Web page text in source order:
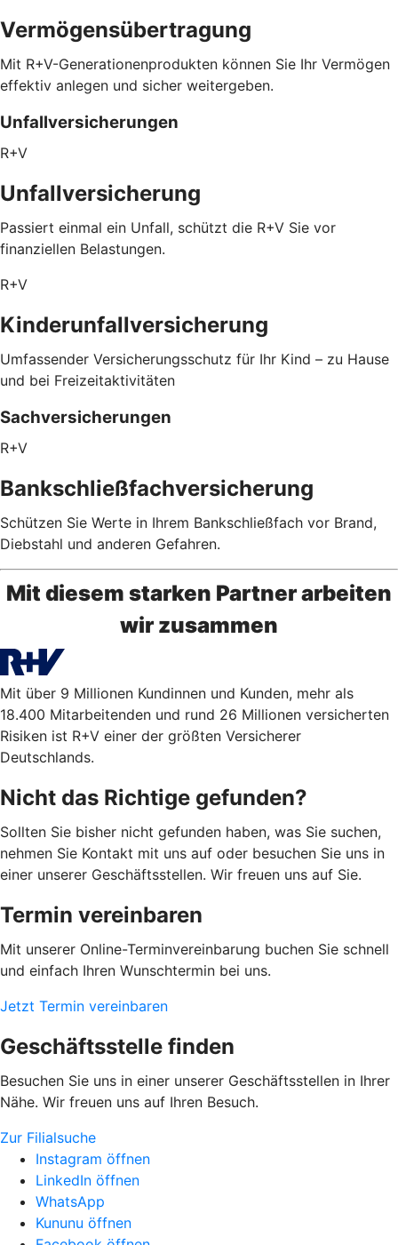
Vermögensübertragung
Mit R+V-Generationenprodukten können Sie Ihr Vermögen
effektiv anlegen und sicher weitergeben.
Unfallversicherungen
R+V
Unfallversicherung
Passiert einmal ein Unfall, schützt die R+V Sie vor
finanziellen Belastungen.
R+V
Kinderunfallversicherung
Umfassender Versicherungsschutz für Ihr Kind – zu Hause
und bei Freizeitaktivitäten
Sachversicherungen
R+V
Bankschließfachversicherung
Schützen Sie Werte in Ihrem Bankschließfach vor Brand,
Diebstahl und anderen Gefahren.
Mit diesem starken Partner arbeiten
wir zusammen
Mit über 9 Millionen Kundinnen und Kunden, mehr als
18.400 Mitarbeitenden und rund 26 Millionen versicherten
Risiken ist R+V einer der größten Versicherer
Deutschlands.
Nicht das Richtige gefunden?
Sollten Sie bisher nicht gefunden haben, was Sie suchen,
nehmen Sie Kontakt mit uns auf oder besuchen Sie uns in
einer unserer Geschäftsstellen. Wir freuen uns auf Sie.
Termin vereinbaren
Mit unserer Online-Terminvereinbarung buchen Sie schnell
und einfach Ihren Wunschtermin bei uns.
Jetzt Termin vereinbaren
Geschäftsstelle finden
Besuchen Sie uns in einer unserer Geschäftsstellen in Ihrer
Nähe. Wir freuen uns auf Ihren Besuch.
Zur Filialsuche
Instagram öffnen
LinkedIn öffnen
WhatsApp
Kununu öffnen